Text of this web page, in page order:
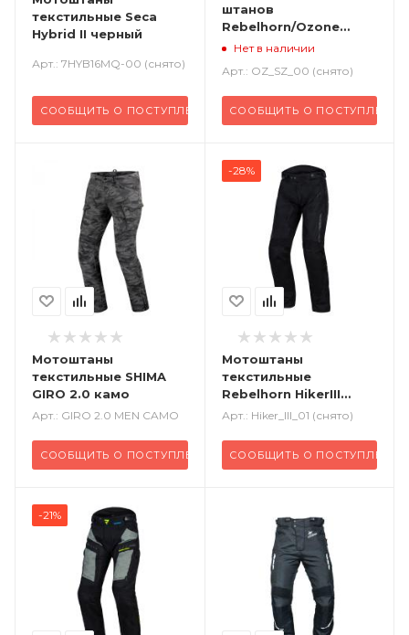
текстильные Seca
Hybrid II черный
Арт.: 7HYB16MQ-00 (снято)
СООБЩИТЬ О ПОСТУПЛЕНИИ
штанов
Rebelhorn/Ozone
черный
Нет в наличии
Арт.: OZ_SZ_00 (снято)
СООБЩИТЬ О ПОСТУПЛЕНИИ
Мотоштаны
текстильные SHIMA
GIRO 2.0 камо
Арт.: GIRO 2.0 MEN CAMO
СООБЩИТЬ О ПОСТУПЛЕНИИ
-28%
Мотоштаны
текстильные
Rebelhorn HikerIII
черный
Арт.: Hiker_III_01 (снято)
СООБЩИТЬ О ПОСТУПЛЕНИИ
-21%